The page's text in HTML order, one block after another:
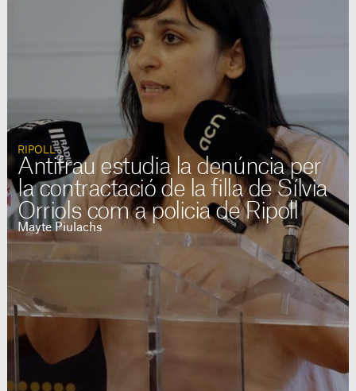
RIPOLL
Antifrau estudia la denúncia per
la contractació de la filla de Sílvia
Orriols com a policia de Ripoll
Mayte Piulachs